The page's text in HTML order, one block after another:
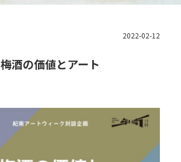
2022-02-12
梅酒の価値とアート